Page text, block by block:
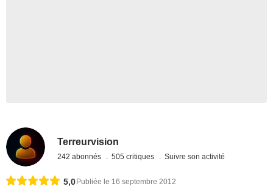
Terreurvision
242 abonnés 505 critiques Suivre son activité
5,0 Publiée le 16 septembre 2012